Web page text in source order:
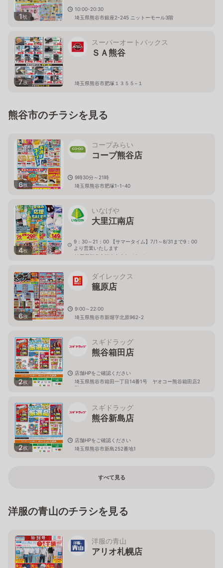
1枚
10:00-20:30
埼玉県熊谷市銀座2-245 ニットーモール3階
7枚
スーパーオートバックス
ＳＡ熊谷
埼玉県熊谷市肥塚１３５５−１
熊谷市のチラシを見る
6枚
コープみらい
コープ熊谷店
9時30分～21時
埼玉県熊谷市肥塚1-1-40
4枚
いなげや
大里江南店
9：30～21：00 【サマータイム】7/1～8/31まで9：00
より営業いたします
埼玉県熊谷市江南中央2－19－1
6枚
ダイレックス
籠原店
9:00～22:00
埼玉県熊谷市新堀字北原962-2
2枚
スギドラッグ
熊谷箱田店
店舗HPをご確認ください
埼玉県熊谷市箱田一丁目14番1号 ヤオコー熊谷箱田店2
階
2枚
スギドラッグ
熊谷新島店
店舗HPをご確認ください
埼玉県熊谷市新島252番地1
すべて見る
洋服の青山のチラシを見る
洋服の青山
アリオ札幌店